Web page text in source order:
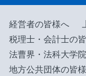
経営者の皆様へ
税理士・会計士の
法曹界・法科大学
地方公共団体の皆